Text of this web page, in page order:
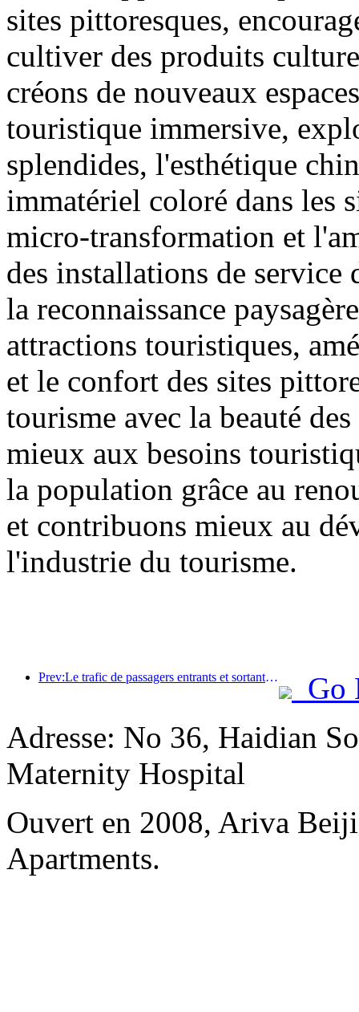
sites pittoresques,
cultiver des produits
créons de nouveaux
touristique immersive,
splendides, l'esthétique
immatériel coloré dans les
micro-transformation et
des installations de service
la reconnaissance
attractions touristiques,
et le confort des sites
tourisme avec la beauté
mieux aux besoins
la population grâce au
et contribuons mieux au
l'industrie du tourisme.
Prev:Le trafic de passagers entrants et sortants de l'aéroport de Shenzhen augmente pendant les vacances d'été, et de nombreuses compagnies aériennes étrangères augmentent leurs liaisons vers la Chine
Go
Adresse: No 36, Haidian
Maternity Hospital
Ouvert en 2008, Ariva
Apartments.